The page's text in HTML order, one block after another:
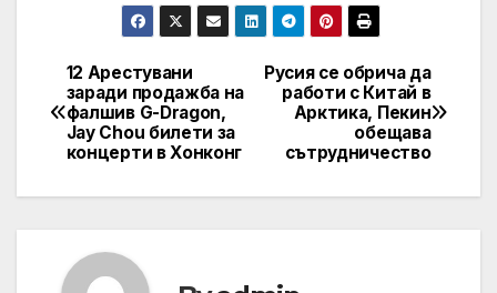
Post
navigation
Русия се обрича да
работи с Китай в
Арктика, Пекин
обещава
сътрудничество
12 Арестувани
заради продажба на
фалшив G-Dragon,
Jay Chou билети за
концерти в Хонконг